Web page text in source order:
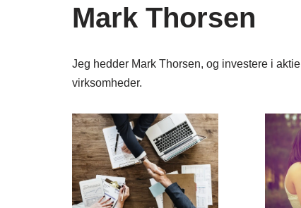
Mark Thorsen
Jeg hedder Mark Thorsen, og investere i
virksomheder.